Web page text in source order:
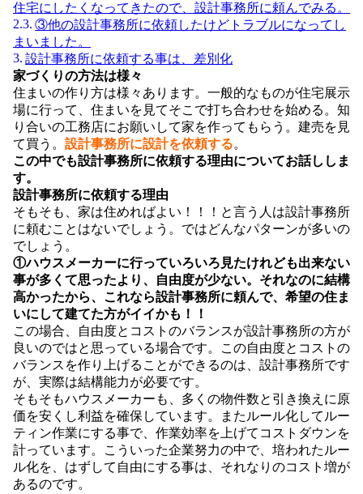
住宅にしたくなってきたので、設計事務所に頼んでみる。
③他の設計事務所に依頼したけどトラブルになってし
まいました。
設計事務所に依頼する事は、差別化
家づくりの方法は様々
住まいの作り方は様々あります。一般的なものが住宅展示
場に行って、住まいを見てそこで打ち合わせを始める。知
り合いの工務店にお願いして家を作ってもらう。建売を見
て買う。 設計事務所に設計を依頼する。
この中でも設計事務所に依頼する理由についてお話ししま
す。
設計事務所に依頼する理由
そもそも、家は住めればよい！！！と言う人は設計事務所
に頼むことはないでしょう。ではどんなパターンが多いの
でしょう。
①ハウスメーカーに行っていろいろ見たけれども出来ない
事が多くて思ったより、自由度が少ない。それなのに結構
高かったから、これなら設計事務所に頼んで、希望の住ま
いにして建てた方がイイかも！！
この場合、自由度とコストのバランスが設計事務所の方が
良いのではと思っている場合です。この自由度とコストの
バランスを作り上げることができるのは、設計事務所です
が、実際は結構能力が必要です。
そもそもハウスメーカーも、多くの物件数と引き換えに原
価を安くし利益を確保しています。またルール化してルー
ティン作業にする事で、作業効率を上げてコストダウンを
計っています。こういった企業努力の中で、培われたルー
ル化を、はずして自由にする事は、それなりのコスト増が
あるのです。